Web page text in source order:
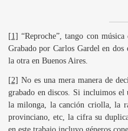
[1] “Reproche”, tango con
Grabado por Carlos Gardel en dos
la otra en Buenos Aires.
[2] No es una mera manera de
grabado en discos. Si incluimos el
la milonga, la canción criolla, la
provinciano, etc, la cifra su